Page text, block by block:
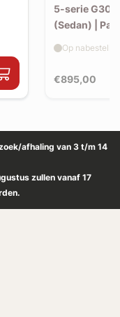
5-serie G30
(Sedan) |
€895,00
Op
afhaling van 3 t/m 14
zullen vanaf 17